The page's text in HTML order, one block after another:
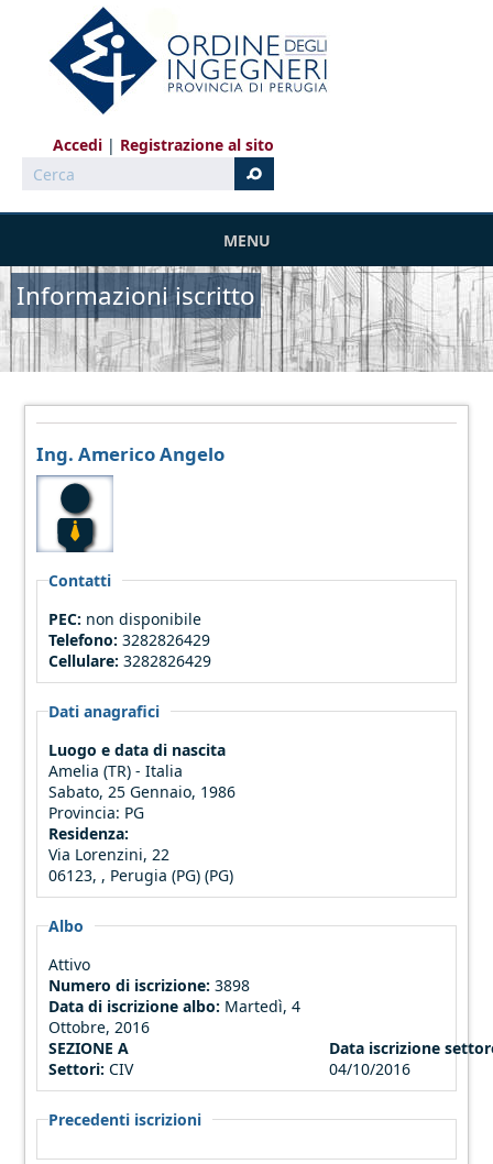
Salta al contenuto principale
Accedi
Registrazione al sito
Cerca
MENU
Informazioni iscritto
Ing. Americo Angelo
Contatti
PEC: non disponibile
Telefono:3282826429
Cellulare:3282826429
Dati anagrafici
Luogo e data di nascita
Amelia (TR) - Italia
Sabato, 25 Gennaio, 1986
Provincia: PG
Residenza:
Via Lorenzini, 22
06123, , Perugia (PG) (PG)
Albo
Attivo
Numero di iscrizione: 3898
Data di iscrizione albo: Martedì, 4
Ottobre, 2016
SEZIONE A
Settori: CIV
Data iscrizione
04/10/2016
Precedenti iscrizioni